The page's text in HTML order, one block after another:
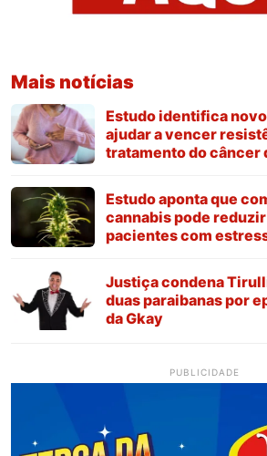
Mais notícias
Estudo identifica
ajudar a vencer
tratamento do câncer
Estudo aponta que
cannabis pode
pacientes com
Justiça condena
duas paraibanas por
da Gkay
PUBLICIDADE